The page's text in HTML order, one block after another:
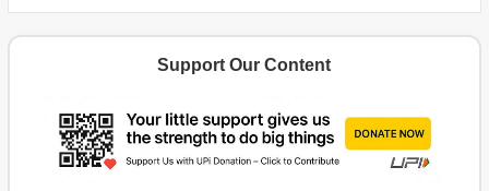
Support Our Content